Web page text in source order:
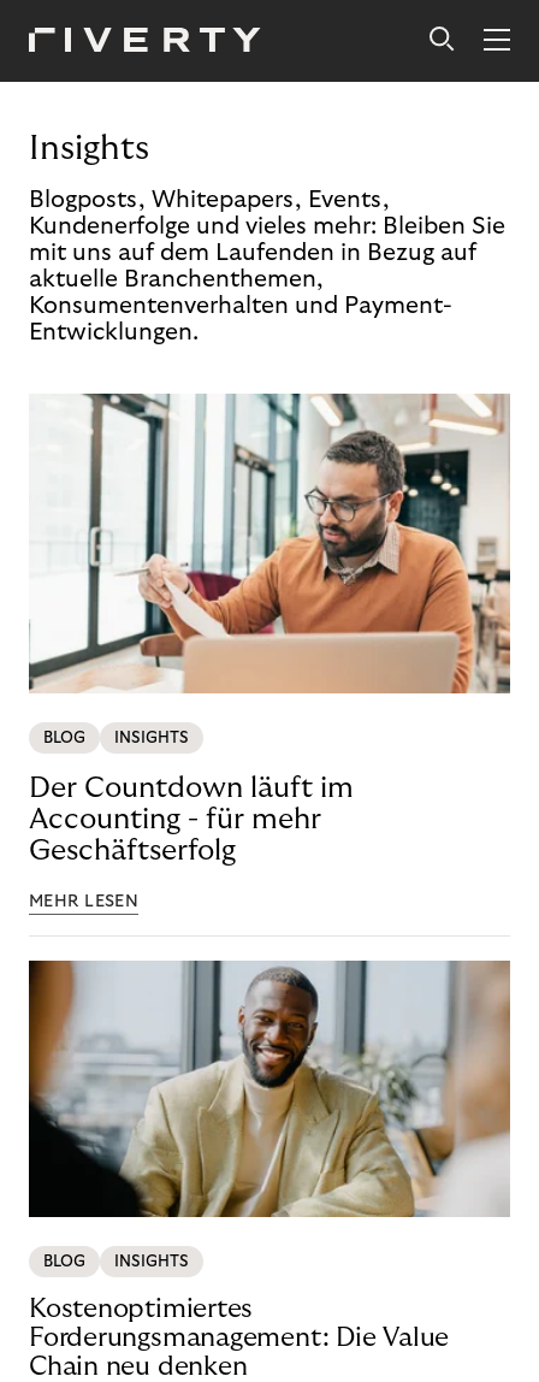
Insights
Blogposts, Whitepapers, Events,
Kundenerfolge und vieles mehr: Bleiben Sie
mit uns auf dem Laufenden in Bezug auf
aktuelle Branchenthemen,
Konsumentenverhalten und Payment-
Entwicklungen.
BLOG INSIGHTS
Der Countdown läuft im
Accounting - für mehr
Geschäftserfolg
MEHR LESEN
BLOG INSIGHTS
Kostenoptimiertes
Forderungsmanagement: Die Value
Chain neu denken